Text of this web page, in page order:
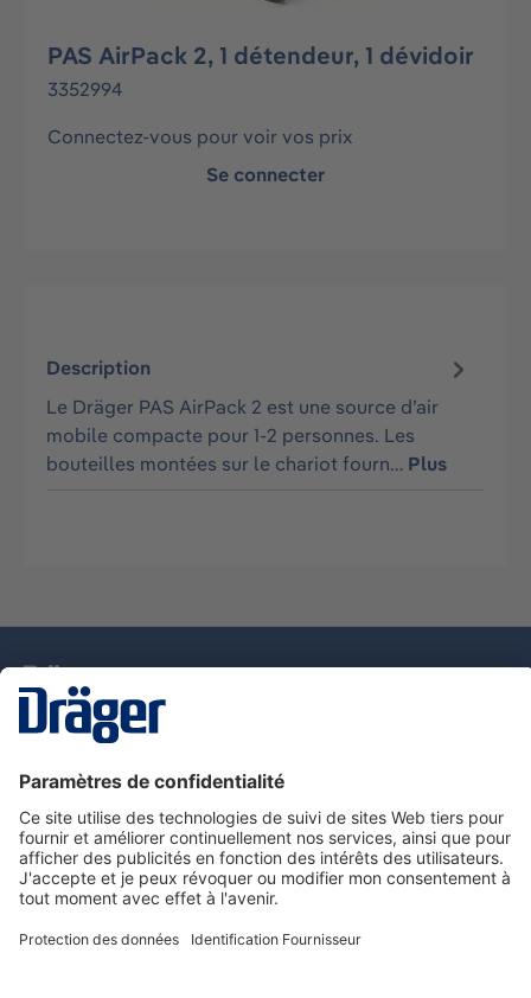
PAS AirPack 2, 1 détendeur, 1 dévidoir
3352994
Connectez-vous pour voir vos prix
Se connecter
Description
Le Dräger PAS AirPack 2 est une source d’air
mobile compacte pour 1-2 personnes. Les
bouteilles montées sur le chariot fourn… Plus
Nous contacter
Service de e-commande Dräger
Informations sur les produits